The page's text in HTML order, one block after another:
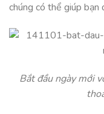
chúng có thể giúp
Bắt đầu ngày mới